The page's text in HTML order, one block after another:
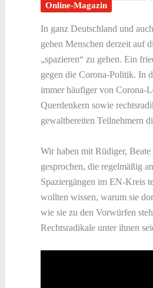
Online-Magazin
In ganz Deutschland und
gehen Menschen derzeit auf
„spazieren“ zu gehen. Ein
gegen die Corona-Politik. In
immer häufiger von Corona-
Querdenkern sowie
gewaltbereiten Teilnehmern
Wir haben mit Rüdiger,
gesprochen, die regelmäßig
Spaziergängen im EN-Kreis
wollten wissen, warum sie
wie sie zu den Vorwürfen
Rechtsradikale unter ihnen